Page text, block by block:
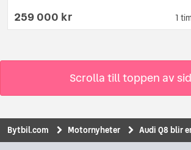
1
259 000 kr
Scrolla till toppen av
Bytbil.com Motornyheter Audi Q8 blir